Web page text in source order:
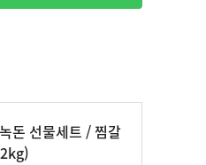
돈 선물세트 / 찜갈